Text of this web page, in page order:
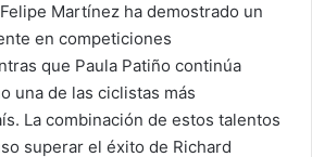
Martínez ha demostrado un
en competiciones
que Paula Patiño continúa
una de las ciclistas más
La combinación de estos talentos
superar el éxito de Richard